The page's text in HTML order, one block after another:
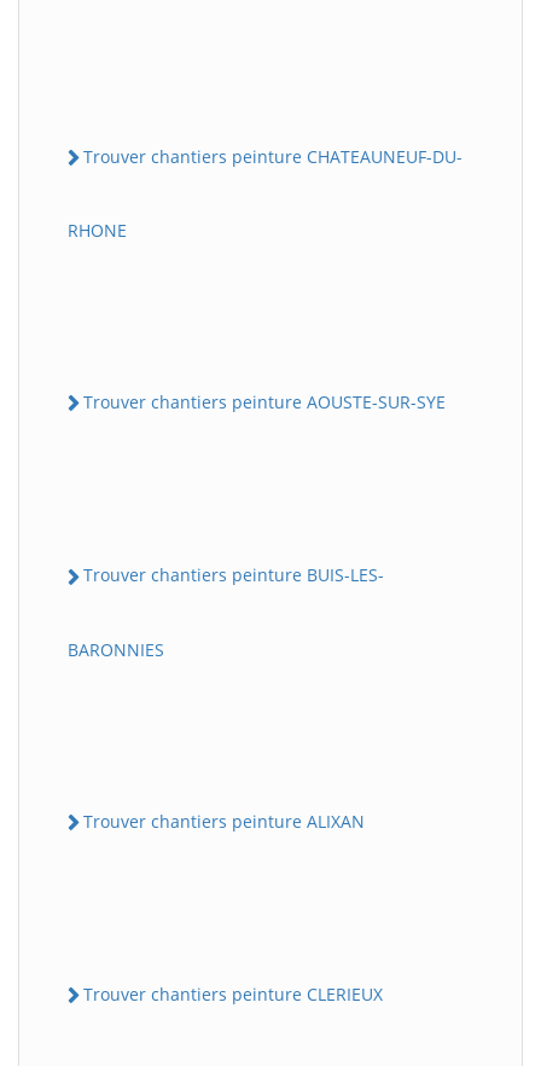
Trouver chantiers peinture CHATEAUNEUF-DU-
RHONE
Trouver chantiers peinture AOUSTE-SUR-SYE
Trouver chantiers peinture BUIS-LES-
BARONNIES
Trouver chantiers peinture ALIXAN
Trouver chantiers peinture CLERIEUX